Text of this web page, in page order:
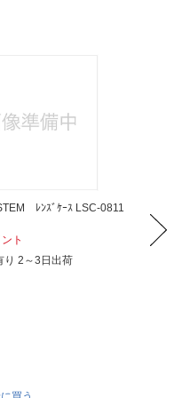
ﾚﾝｽﾞｹｰｽ LSC-0811
ト
り 2～3日出荷
液晶
1,280円